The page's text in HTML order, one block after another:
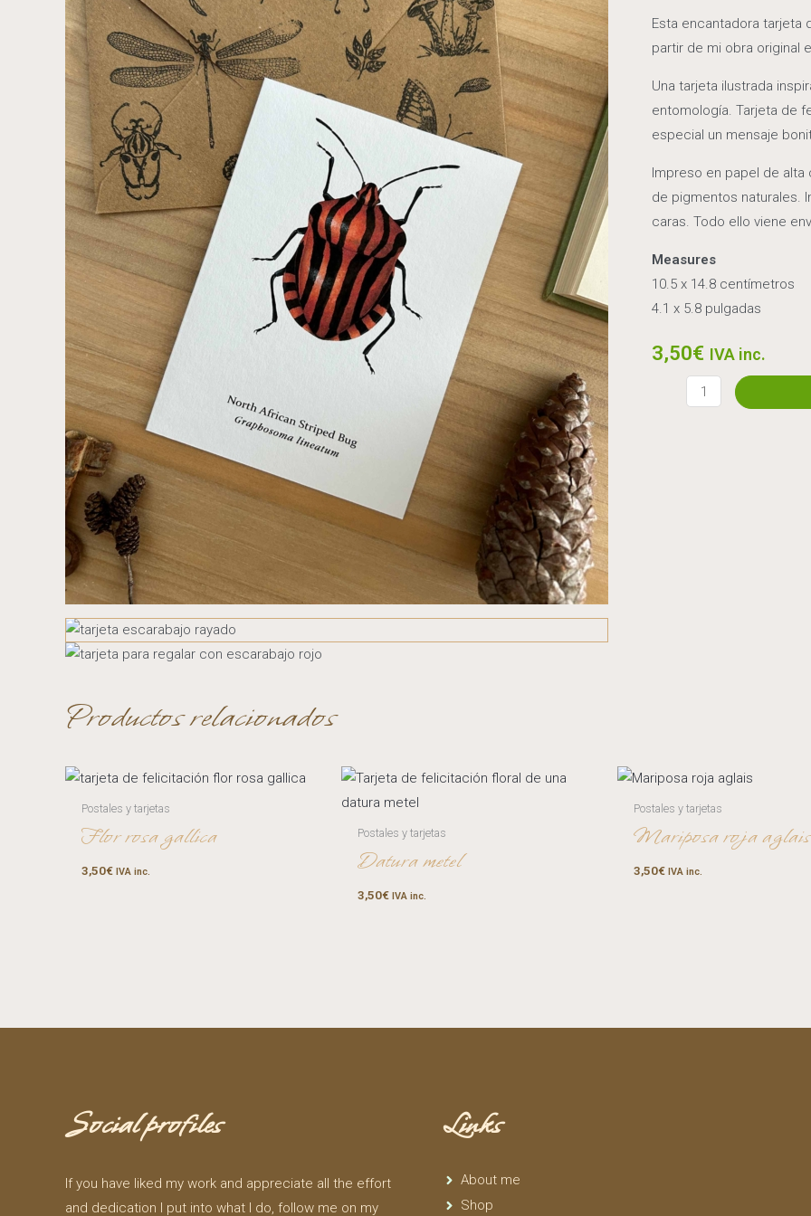
Esta encantadora tarjeta
partir de mi obra original
Una tarjeta ilustrada
entomología. Tarjeta de
especial un mensaje
Impreso en papel de
de pigmentos naturales.
caras. Todo ello viene
Measures
10.5 x 14.8 centímetros
4.1 x 5.8 pulgadas
3,50€ IVA inc.
escarabajo
Productos relacionados
Postales y tarjetas
Flor rosa gallica
3,50€ IVA inc.
Postales y tarjetas
Datura metel
3,50€ IVA inc.
Postales y tarjetas
Mariposa roja aglais
3,50€ IVA inc.
Social profiles
If you have liked my work and appreciate all the effort
and dedication I put into what I do, follow me on my
Links
About me
Shop